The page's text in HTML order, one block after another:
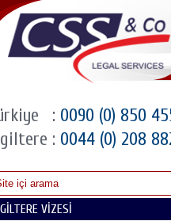
: 0090 (0) 850
: 0044 (0) 208
VİZESİ